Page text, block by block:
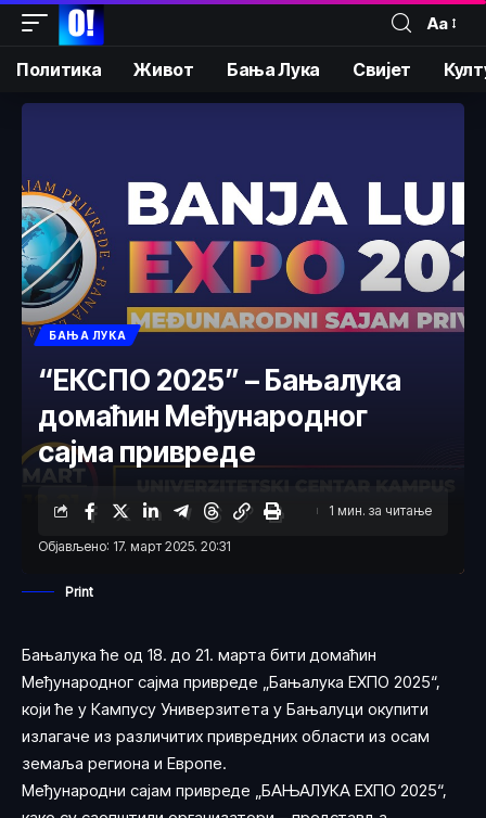
Аа
Политика Живот Бања Лука Свијет
БАЊА ЛУКА
“ЕКСПО 2025” – Бањалука
домаћин Међународног
сајма привреде
Објављено: 17. март 2025. 20:31
1 мин. за читање
Print
Бањалука ће од 18. до 21. марта бити домаћин
Међународног сајма привреде „Бањалука ЕXПО 2025“,
који ће у Кампусу Универзитета у Бањалуци окупити
излагаче из различитих привредних области из осам
земаља региона и Европе.
Међународни сајам привреде „БАЊАЛУКА ЕXПО 2025“,